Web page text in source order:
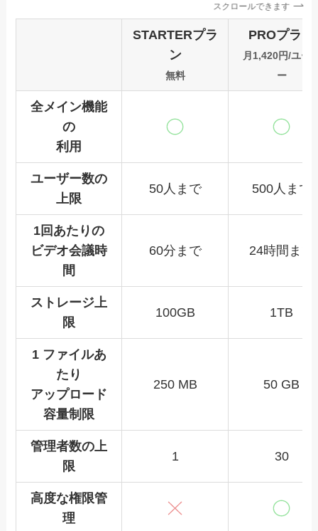
スクロールできます
STARTERプラ
ン
無料
PROプラン
月1,420円/ユー
ー
全メイン機能
の
利用
ユーザー数の
上限
50人まで 500人まで
1回あたりの
ビデオ会議時
間
60分まで 24時間まで
ストレージ上
限
100GB 1TB
1 ファイルあ
たり
アップロード
容量制限
250 MB 50 GB
管理者数の上
限
1 30
高度な権限管
理